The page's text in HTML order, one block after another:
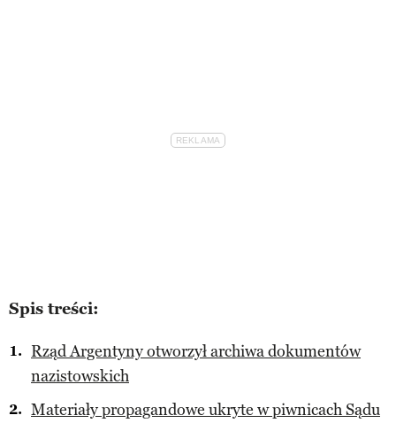
Spis treści:
Rząd Argentyny otworzył archiwa dokumentów
nazistowskich
Materiały propagandowe ukryte w piwnicach Sądu